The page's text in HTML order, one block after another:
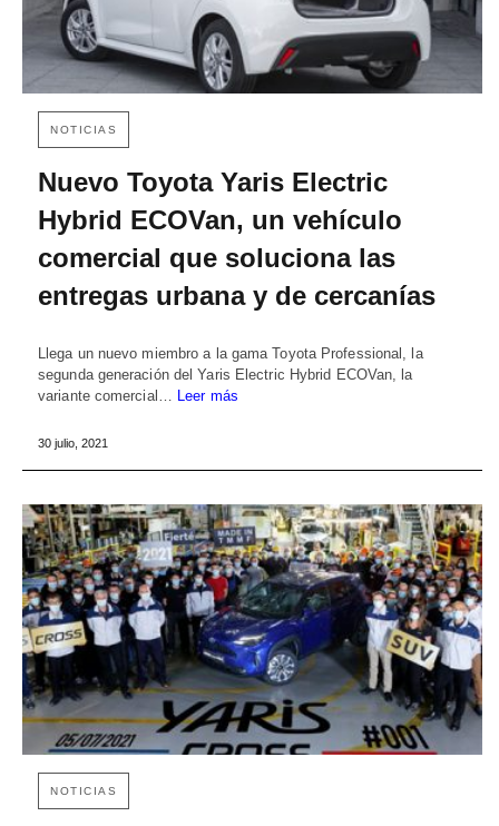
NOTICIAS
Nuevo Toyota Yaris Electric
Hybrid ECOVan, un vehículo
comercial que soluciona las
entregas urbana y de cercanías
Llega un nuevo miembro a la gama Toyota Professional, la
segunda generación del Yaris Electric Hybrid ECOVan, la
variante comercial… Leer más
30 julio, 2021
NOTICIAS